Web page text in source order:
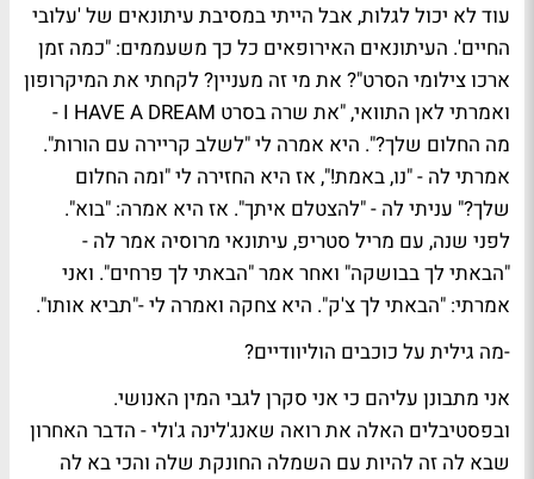
עוד לא יכול לגלות, אבל הייתי במסיבת עיתונאים של 'עלובי
החיים'. העיתונאים האירופאים כל כך משעממים: "כמה זמן
ארכו צילומי הסרט"? את מי זה מעניין? לקחתי את המיקרופון
ואמרתי לאן התוואי, "את שרה בסרט I HAVE A DREAM -
מה החלום שלך?". היא אמרה לי "לשלב קריירה עם הורות".
אמרתי לה - "נו, באמת!", אז היא החזירה לי "ומה החלום
שלך?" עניתי לה - "להצטלם איתך". אז היא אמרה: "בוא".
לפני שנה, עם מריל סטריפ, עיתונאי מרוסיה אמר לה -
"הבאתי לך בבושקה" ואחר אמר "הבאתי לך פרחים". ואני
אמרתי: "הבאתי לך צ'ק". היא צחקה ואמרה לי -"תביא אותו".
-מה גילית על כוכבים הוליוודיים?
אני מתבונן עליהם כי אני סקרן לגבי המין האנושי.
ובפסטיבלים האלה את רואה שאנג'לינה ג'ולי - הדבר האחרון
שבא לה זה להיות עם השמלה החונקת שלה והכי בא לה